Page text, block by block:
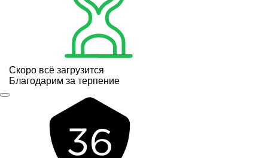
Скоро всё загрузится
Благодарим за терпение